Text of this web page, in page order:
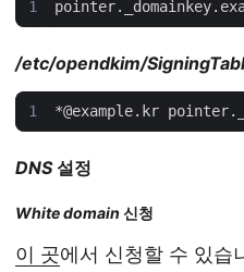
/etc/opendkim/
DNS설정
White domain 신청
이 곳에서 신청할 수 있습